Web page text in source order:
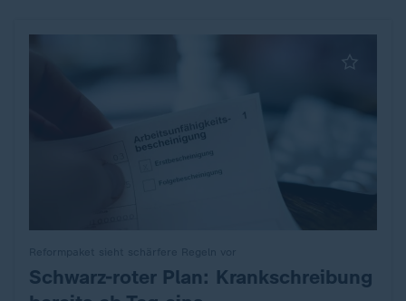
:Schwarz-roter Plan: Krankschreibung